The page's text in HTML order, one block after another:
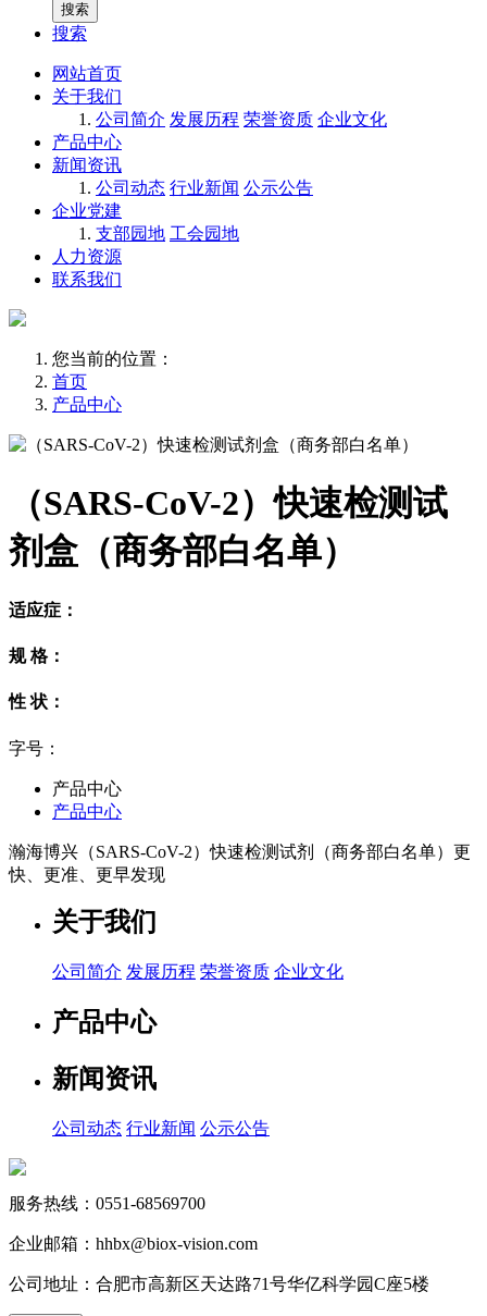
搜索
网站首页
关于我们
公司简介 发展历程 荣誉资质 企业文化
产品中心
新闻资讯
公司动态 行业新闻 公示公告
企业党建
支部园地 工会园地
人力资源
联系我们
您当前的位置：
首页
产品中心
（SARS-CoV-2）快速检测试
剂盒（商务部白名单）
适应症：
规 格：
性 状：
字号：
产品中心
产品中心
瀚海博兴（SARS-CoV-2）快速检测试剂（商务部白名单）更
快、更准、更早发现
关于我们
公司简介 发展历程 荣誉资质 企业文化
产品中心
新闻资讯
公司动态 行业新闻 公示公告
服务热线：0551-68569700
企业邮箱：hhbx@biox-vision.com
公司地址：合肥市高新区天达路71号华亿科学园C座5楼